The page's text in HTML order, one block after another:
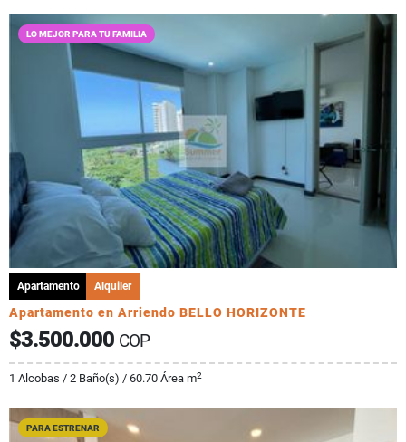
LO MEJOR PARA TU FAMILIA
Apartamento Alquiler
Apartamento en Arriendo BELLO HORIZONTE
$3.500.000 COP
1 Alcobas / 2 Baño(s) / 60.70 Área m2
PARA ESTRENAR